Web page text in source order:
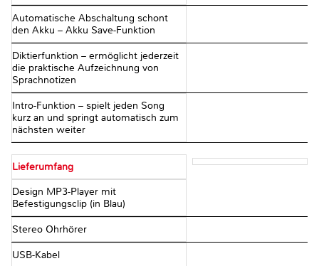
Automatische Abschaltung schont
den Akku – Akku Save-Funktion
Diktierfunktion – ermöglicht jederzeit
die praktische Aufzeichnung von
Sprachnotizen
Intro-Funktion – spielt jeden Song
kurz an und springt automatisch zum
nächsten weiter
Lieferumfang
Design MP3-Player mit
Befestigungsclip (in Blau)
Stereo Ohrhörer
USB-Kabel